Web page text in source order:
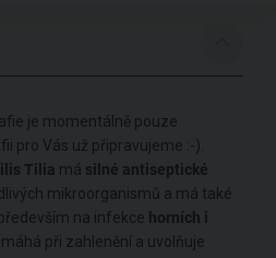
je momentálně pouze
pro Vás už připravujeme :-).
Tilia má silné antiseptické
mikroorganismů a má také
především na infekce horních i
při zahlenění a uvolňuje